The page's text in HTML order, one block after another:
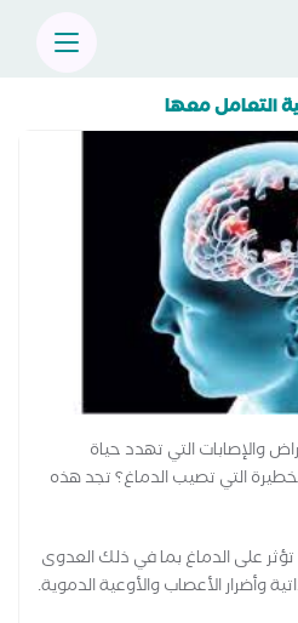
التعامل معها
والإصابات التي تهدد حياة
التي تصيب الدماغ؟ تجد هذه
على الدماغ بما في ذلك العدوى
وأضرار الأعصاب والأوعية الدموية.